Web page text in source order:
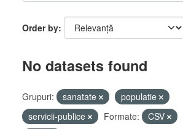
Order by
No datasets found
Grupuri: sanatate
populatie
servicii-publice
Formate: CSV